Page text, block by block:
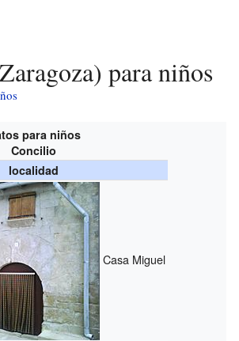
para niños
para niños
Concilio
localidad
Casa Miguel